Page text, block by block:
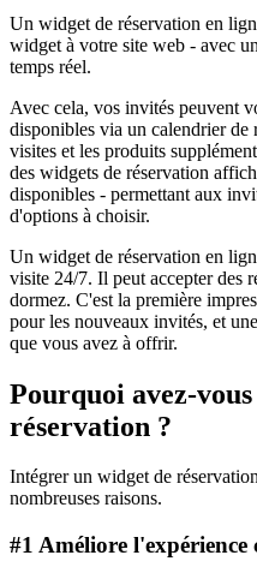
Un widget de réservation en
widget à votre site web - avec
temps réel.
Avec cela, vos invités peuvent
disponibles via un calendrier de
visites et les produits
des widgets de réservation
disponibles - permettant aux
d'options à choisir.
Un widget de réservation en
visite 24/7. Il peut accepter des
dormez. C'est la première
pour les nouveaux invités, et
que vous avez à offrir.
Pourquoi avez-
réservation ?
Intégrer un widget de
nombreuses raisons.
#1 Améliore l'expérience